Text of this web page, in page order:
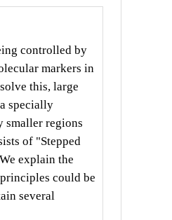
controlled by
markers in
this, large
specially
smaller regions
of "Stepped
explain the
could be
several